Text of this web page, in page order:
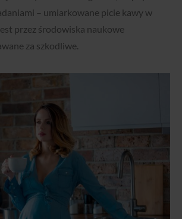
– umiarkowane picie kawy w
przez środowiska naukowe
za szkodliwe.